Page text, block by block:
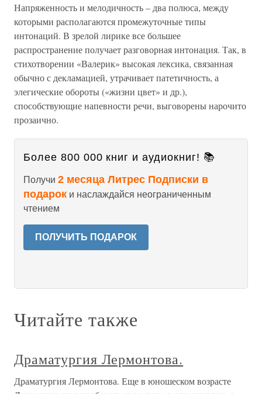
Напряженность и мелодичность – два полюса, между
которыми располагаются промежуточные типы
интонаций. В зрелой лирике все большее
распространение получает разговорная интонация. Так, в
стихотворении «Валерик» высокая лексика, связанная
обычно с декламацией, утрачивает патетичность, а
элегические обороты («жизни цвет» и др.),
способствующие напевности речи, выговорены нарочито
прозаично.
Более 800 000 книг и аудиокниг! 📚
Получи 2 месяца Литрес Подписки в
подарок и наслаждайся неограниченным
чтением
ПОЛУЧИТЬ ПОДАРОК
Читайте также
Драматургия Лермонтова.
Драматургия Лермонтова. Еще в юношеском возрасте